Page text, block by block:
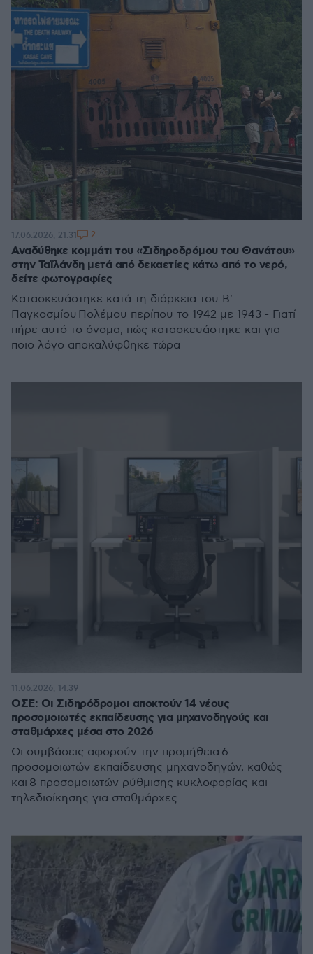
Αναδύθηκε κομμάτι του «Σιδηροδρόμου του Θανάτου»
στην Ταϊλάνδη μετά από δεκαετίες κάτω από το νερό,
δείτε φωτογραφίες
Κατασκευάστηκε κατά τη διάρκεια του Β'
Παγκοσμίου Πολέμου περίπου το 1942 με 1943 - Γιατί
πήρε αυτό το όνομα, πώς κατασκευάστηκε και για
ποιο λόγο αποκαλύφθηκε τώρα
17.06.2026, 21:31 2
ΟΣΕ: Οι Σιδηρόδρομοι αποκτούν 14 νέους
προσομοιωτές εκπαίδευσης για μηχανοδηγούς και
σταθμάρχες μέσα στο 2026
Οι συμβάσεις αφορούν την προμήθεια 6
προσομοιωτών εκπαίδευσης μηχανοδηγών, καθώς
και 8 προσομοιωτών ρύθμισης κυκλοφορίας και
τηλεδιοίκησης για σταθμάρχες
11.06.2026, 14:39